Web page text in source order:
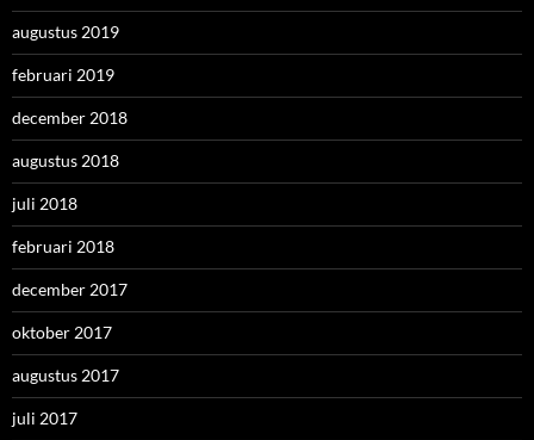
augustus 2019
februari 2019
december 2018
augustus 2018
juli 2018
februari 2018
december 2017
oktober 2017
augustus 2017
juli 2017